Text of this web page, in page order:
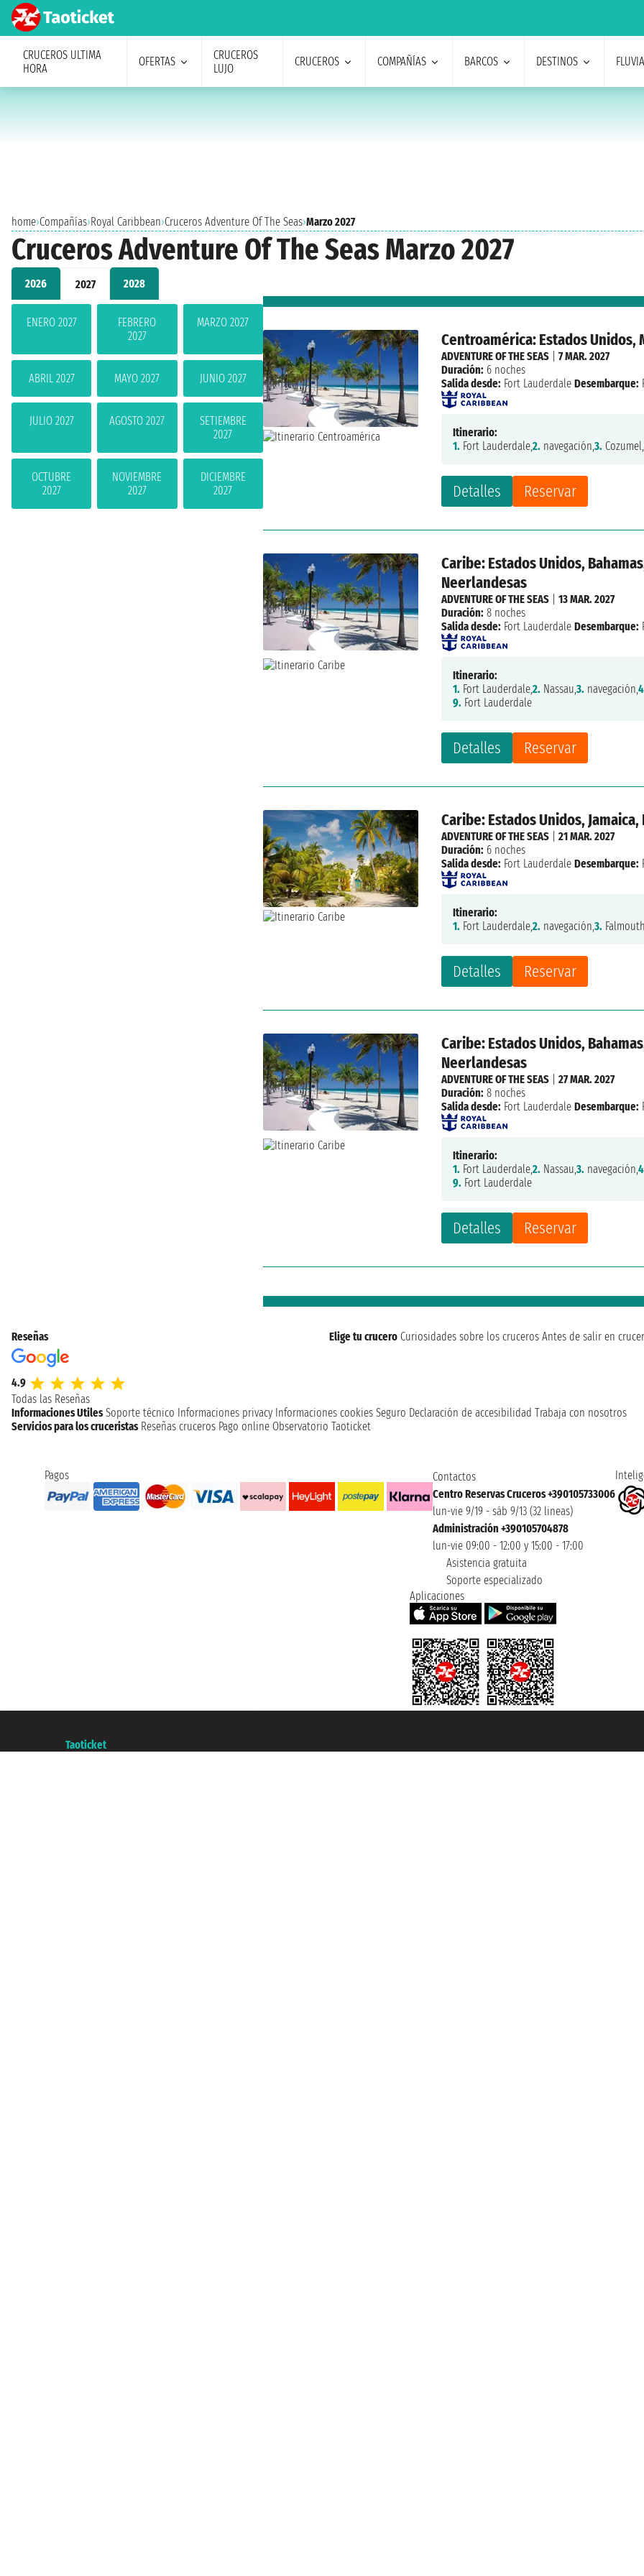
CRUCEROS ULTIMA
HORA
OFERTAS
CRUCEROS
LUJO
CRUCEROS COMPAÑÍAS BARCOS DESTINOS
home›Compañías›Royal Caribbean›Cruceros Adventure Of The Seas›Marzo 2027
Cruceros Adventure Of The Seas Marzo 2027
2026 2027 2028
ENERO 2027
FEBRERO
2027
MARZO 2027
ABRIL 2027 MAYO 2027 JUNIO 2027
JULIO 2027 AGOSTO 2027
SETIEMBRE
2027
OCTUBRE
2027
NOVIEMBRE
2027
DICIEMBRE
2027
Centroamérica: Estados Unidos,
Detalles Reservar
ADVENTURE OF THE SEAS |7 MAR. 2027
Duración: 6 noches
Salida desde: Fort Lauderdale Desembarque:
Itinerario:
1. Fort Lauderdale,2. navegación,3. Cozumel,
Caribe: Estados Unidos,
Neerlandesas
Detalles Reservar
ADVENTURE OF THE SEAS |13 MAR. 2027
Duración: 8 noches
Salida desde: Fort Lauderdale Desembarque:
Itinerario:
1. Fort Lauderdale,2. Nassau,3. navegación,
9. Fort Lauderdale
Caribe: Estados Unidos,
Detalles Reservar
ADVENTURE OF THE SEAS |21 MAR. 2027
Duración: 6 noches
Salida desde: Fort Lauderdale Desembarque:
Itinerario:
1. Fort Lauderdale,2. navegación,3.
Caribe: Estados Unidos,
Neerlandesas
Detalles Reservar
ADVENTURE OF THE SEAS |27 MAR. 2027
Duración: 8 noches
Salida desde: Fort Lauderdale Desembarque:
Itinerario:
1. Fort Lauderdale,2. Nassau,3. navegación,
9. Fort Lauderdale
Reseñas
4.9
Todas las Reseñas
Elige tu crucero Curiosidades sobre los cruceros Antes de salir en
Informaciones Utiles Soporte técnico Informaciones privacy Informaciones cookies Seguro Declaración de accesibilidad Trabaja con nosotros
Servicios para los cruceristas Reseñas cruceros Pago online Observatorio Taoticket
Pagos
Contactos
Centro Reservas Cruceros +390105733006
lun-vie 9/19 - sáb 9/13 (32 lineas)
Administración +390105704878
lun-vie 09:00 - 12:00 y 15:00 - 17:00
Asistencia gratuita
Soporte especializado
Aplicaciones
Taoticket